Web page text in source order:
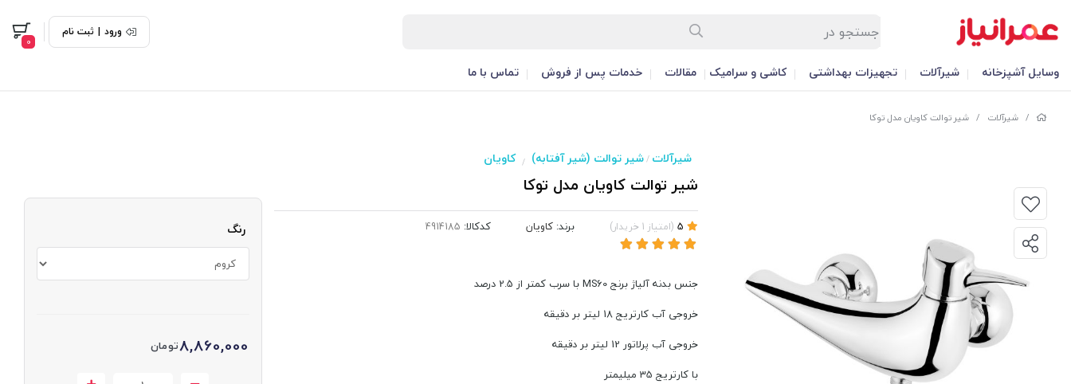
ورود | ثبت نام
0
وسایل آشپزخانه شیرآلات تجهیزات بهداشتی کاشی و سرامیک مقالات خدمات پس از فروش تماس با ما
/ شیرآلات / شیر توالت کاویان مدل توکا
شیرآلات /شیر توالت (شیر آفتابه) / کاویان
شیر توالت کاویان مدل توکا
(امتیاز 1 خریدار) برند: کاویان کدکالا:
جنس بدنه آلیاژ برنج MS60 با سرب کمتر از 2.5 درصد
خروجی آب کارتریج 18 لیتر بر دقیقه
خروجی آب پرلاتور 12 لیتر بر دقیقه
با کارتریج 35 میلیمتر
رنگ
8,860,000تومان